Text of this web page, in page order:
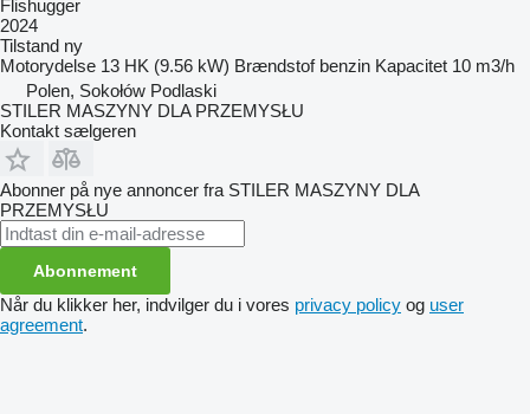
Flishugger
2024
Tilstand ny
Motorydelse 13 HK (9.56 kW) Brændstof benzin Kapacitet 10 m3/h
Polen, Sokołów Podlaski
STILER MASZYNY DLA PRZEMYSŁU
Kontakt sælgeren
Abonner på nye annoncer fra STILER MASZYNY DLA
PRZEMYSŁU
Abonnement
Når du klikker her, indvilger du i vores privacy policy og user
agreement.